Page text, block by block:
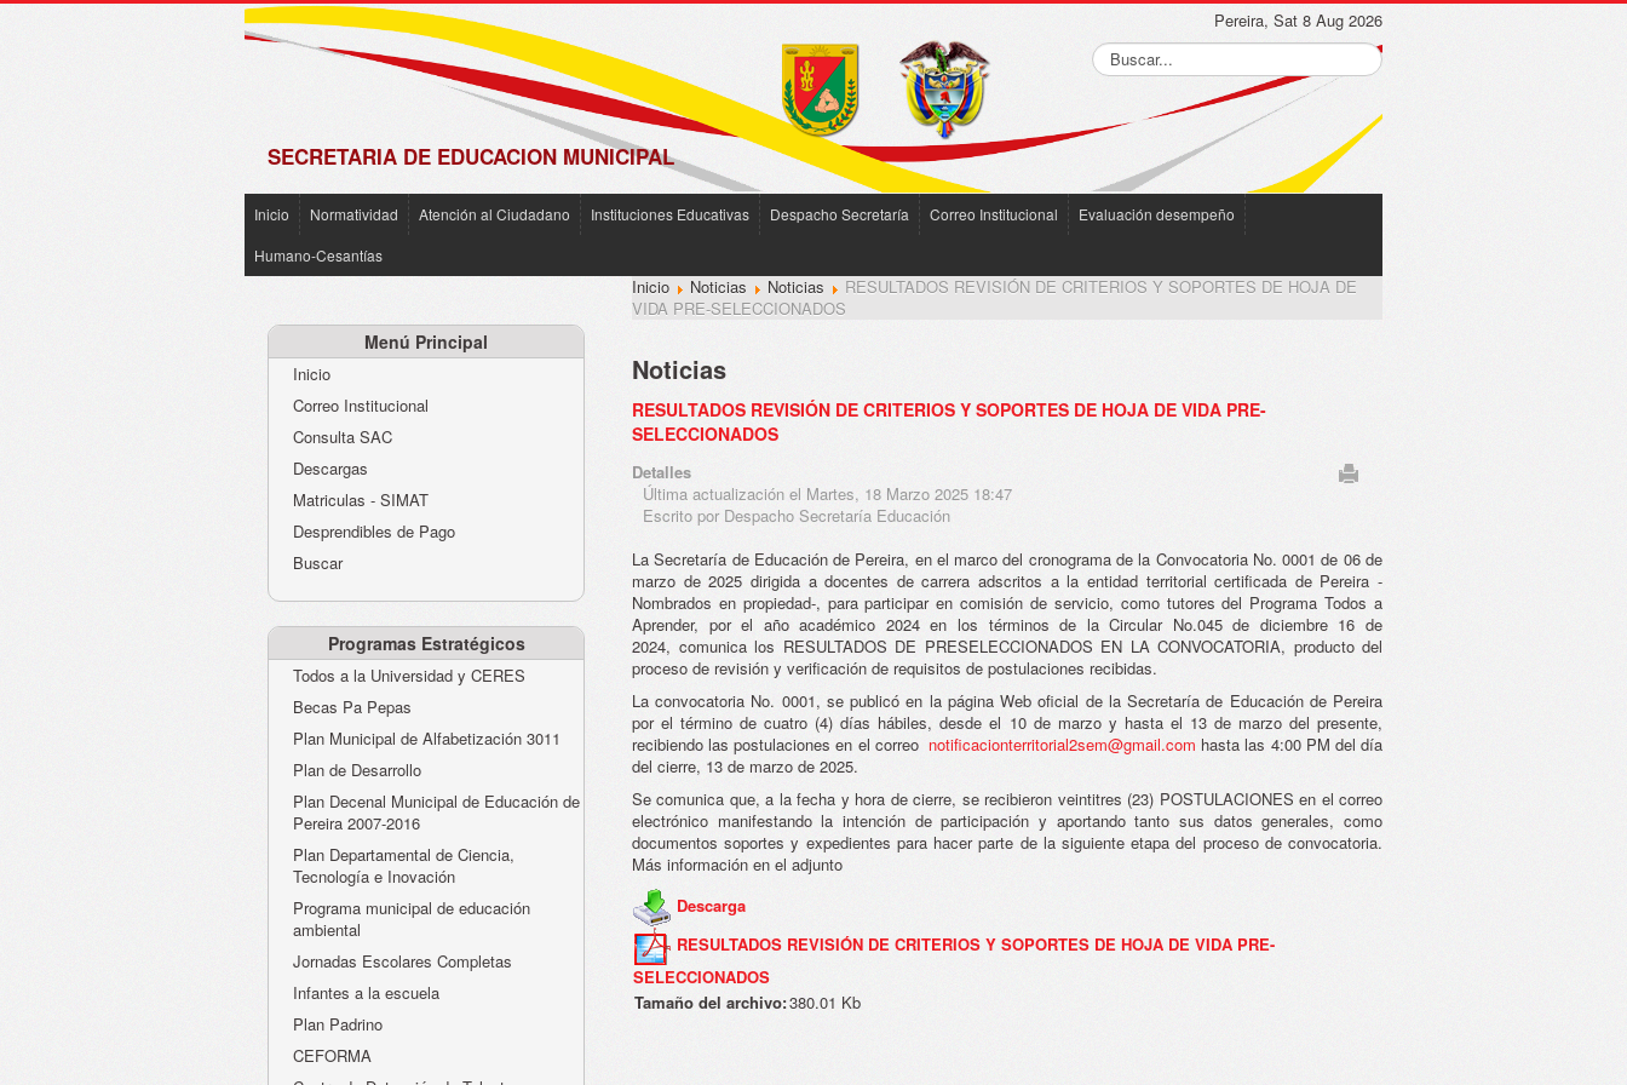
SECRETARIA DE EDUCACION MUNICIPAL
Pereira, Sat 8 Aug 2026
Inicio Normatividad Atención al Ciudadano Instituciones Educativas Despacho Secretaría Correo Institucional
Evaluación desempeño
Humano-Cesantías
Menú Principal
Inicio
Correo Institucional
Consulta SAC
Descargas
Matriculas - SIMAT
Desprendibles de Pago
Buscar
Programas Estratégicos
Todos a la Universidad y CERES
Becas Pa Pepas
Plan Municipal de Alfabetización 3011
Plan de Desarrollo
Plan Decenal Municipal de Educación de
Pereira 2007-2016
Plan Departamental de Ciencia,
Tecnología e Inovación
Programa municipal de educación
ambiental
Jornadas Escolares Completas
Infantes a la escuela
Plan Padrino
CEFORMA
de
Inicio Noticias Noticias
RESULTADOS REVISIÓN DE CRITERIOS Y SOPORTES DE HOJA DE
VIDA PRE-SELECCIONADOS
Noticias
RESULTADOS REVISIÓN DE CRITERIOS Y SOPORTES DE HOJA DE VIDA PRE-
SELECCIONADOS
Detalles
Última actualización el Martes, 18 Marzo 2025 18:47
Escrito por Despacho Secretaría Educación
La Secretaría de Educación de Pereira, en el marco del cronograma de la Convocatoria No. 0001 de 06 de
marzo de 2025 dirigida a docentes de carrera adscritos a la entidad territorial certificada de Pereira -
Nombrados en propiedad-, para participar en comisión de servicio, como tutores del Programa Todos a
Aprender, por el año académico 2024 en los términos de la Circular No.045 de diciembre 16 de
2024, comunica los RESULTADOS DE PRESELECCIONADOS EN LA CONVOCATORIA, producto del
proceso de revisión y verificación de requisitos de postulaciones recibidas.
La convocatoria No. 0001, se publicó en la página Web oficial de la Secretaría de Educación de Pereira
por el término de cuatro (4) días hábiles, desde el 10 de marzo y hasta el 13 de marzo del presente,
recibiendo las postulaciones en el correonotificacionterritorial2sem@gmail.com hasta las 4:00 PM del día
del cierre, 13 de marzo de 2025.
Se comunica que, a la fecha y hora de cierre, se recibieron veintitres (23) POSTULACIONES en el correo
electrónico manifestando la intención de participación y aportando tanto sus datos generales, como
documentos soportes y expedientes para hacer parte de la siguiente etapa del proceso de convocatoria.
Más información en el adjunto
Descarga
RESULTADOS REVISIÓN DE CRITERIOS Y SOPORTES DE HOJA DE VIDA PRE-
SELECCIONADOS
Tamaño del archivo:380.01 Kb